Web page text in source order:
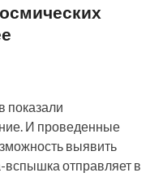
показали
И проведенные
выявить
вспышка отправляет в